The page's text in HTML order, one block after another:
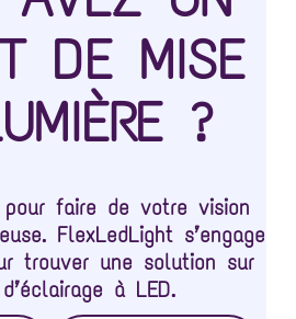
DE MISE
?
pour faire de votre vision
FlexLedLight s’engage
trouver une solution sur
à LED.